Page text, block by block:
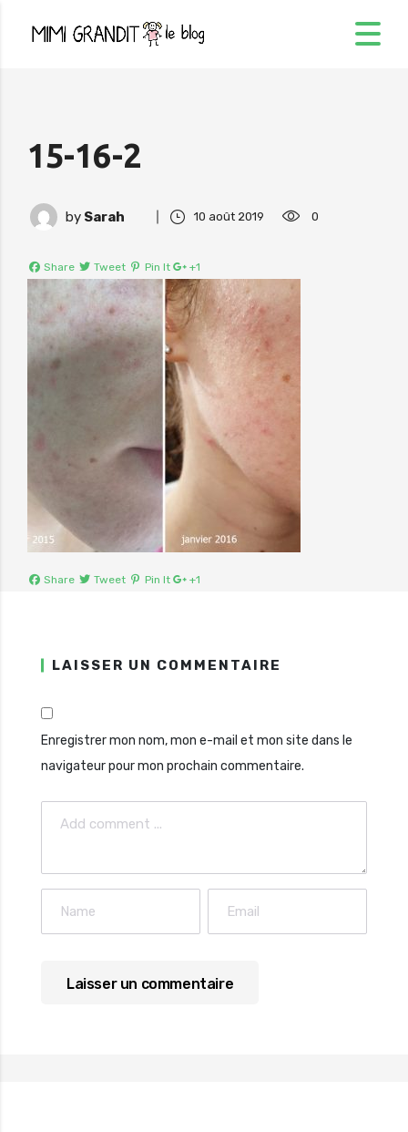
15-16-2
by Sarah 10 août 2019 0
Share Tweet Pin It +1
Share Tweet Pin It +1
LAISSER UN COMMENTAIRE
Enregistrer mon nom, mon e-mail et mon site dans le
navigateur pour mon prochain commentaire.